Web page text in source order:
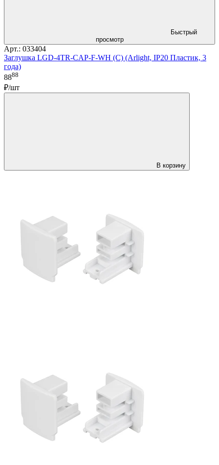
Быстрый
просмотр
Арт.: 033404
Заглушка LGD-4TR-CAP-F-WH (C) (Arlight, IP20 Пластик, 3
года)
8888
₽/шт
В корзину